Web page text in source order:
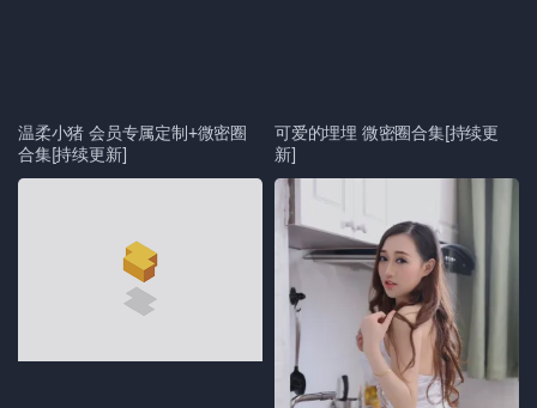
温柔小猪 会员专属定制+微密圈
合集[持续更新]
可爱的埋埋 微密圈合集[持续更
新]